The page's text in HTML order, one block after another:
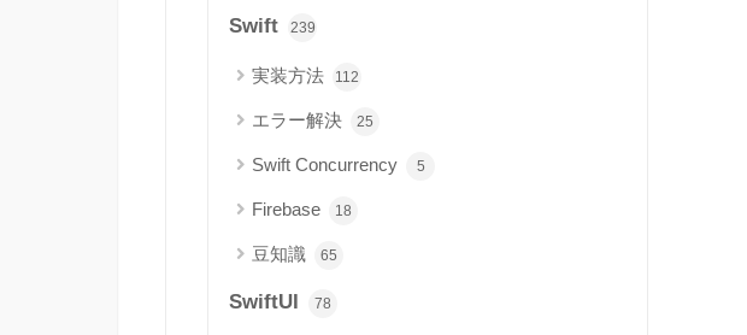
Swift 239
実装方法 112
エラー解決 25
Swift Concurrency 5
Firebase 18
豆知識 65
SwiftUI 78